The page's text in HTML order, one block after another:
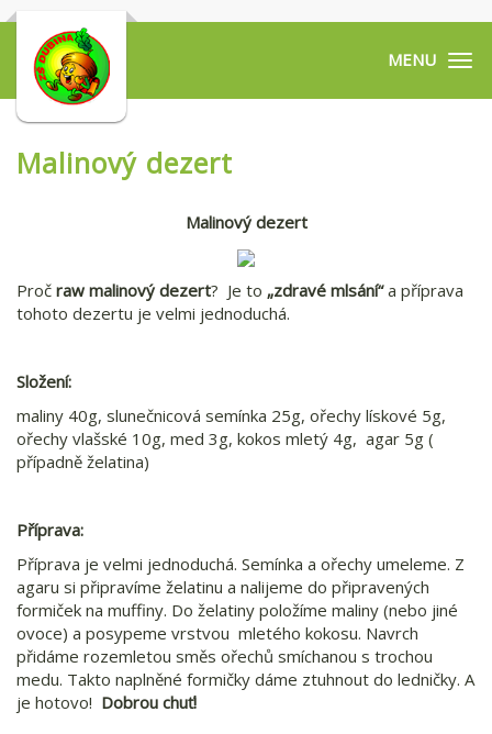
Malinový dezert
Malinový dezert
Proč raw malinový dezert? Je to „zdravé mlsání“a příprava
tohoto dezertu je velmi jednoduchá.
Složení:
maliny 40g, slunečnicová semínka 25g, ořechy lískové 5g,
ořechy vlašské 10g, med 3g, kokos mletý 4g, agar 5g (
případně želatina)
Příprava:
Příprava je velmi jednoduchá. Semínka a ořechy umeleme. Z
agaru si připravíme želatinu a nalijeme do připravených
formiček na muffiny. Do želatiny položíme maliny (nebo jiné
ovoce) a posypeme vrstvou mletého kokosu. Navrch
přidáme rozemletou směs ořechů smíchanou s trochou
medu. Takto naplněné formičky dáme ztuhnout do ledničky. A
je hotovo! Dobrou chuť!